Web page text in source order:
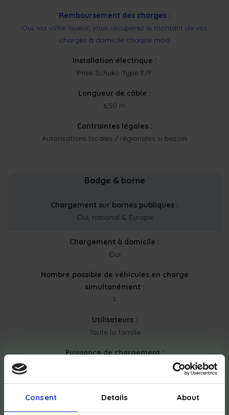
Consent Details About
Remboursement des charges :
Oui, via votre loueur, vous récupérez le montant de vos
charges à domicile chaque mois
Installation électrique :
Prise Schuko Type E/F
Longueur de câble :
6,50 m
Contraintes légales :
Autorisations locales / régionales si besoin
Badge & borne
Chargement sur bornes publiques :
Oui, national & Europe
Chargement à domicile :
Oui
Nombre possible de véhicules en charge
simultanément :
1
Utilisateurs :
Toute la famille
Puissance de chargement :
min 3,7 kW et max 11 kW (puissance opt. 22 kW selon
Suivi des consommations et gestion des coûts :
Consommations sur bornes publiques et à domicile